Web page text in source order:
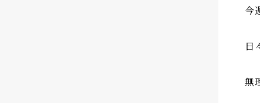
今
日
無